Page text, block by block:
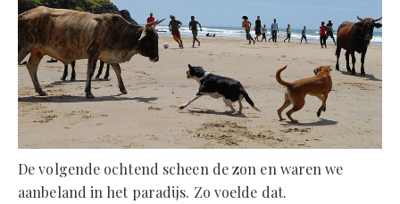
De volgende ochtend scheen de zon en waren we
aanbeland in het paradijs. Zo voelde dat.